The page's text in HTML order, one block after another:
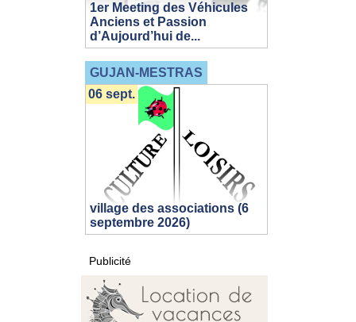
1er Meeting des Véhicules
Anciens et Passion
d’Aujourd’hui de...
GUJAN-MESTRAS
village des associations (6
septembre 2026)
06 sept.
Publicité